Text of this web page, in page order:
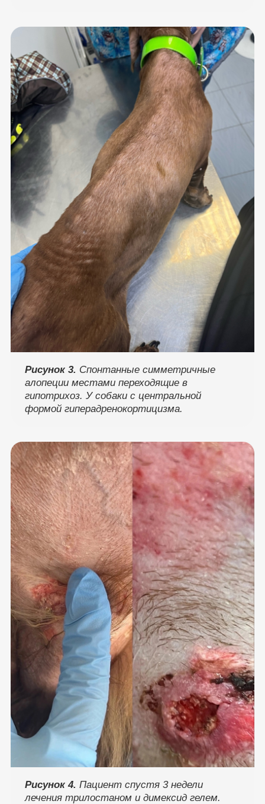
Рисунок 3. Спонтанные симметричные
алопеции местами переходящие в
гипотрихоз. У собаки с центральной
формой гиперадренокортицизма.
Рисунок 4. Пациент спустя 3 недели
лечения трилостаном и димексид гелем.